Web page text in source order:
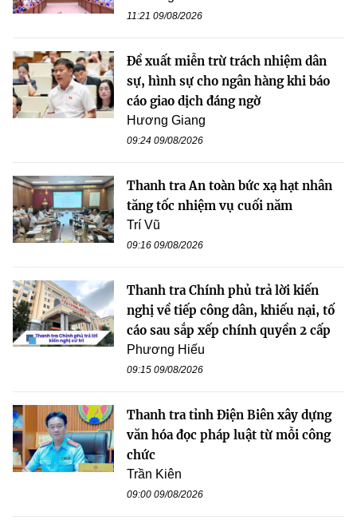
11:21 09/08/2026
Đề xuất miễn trừ trách nhiệm dân
sự, hình sự cho ngân hàng khi báo
cáo giao dịch đáng ngờ
Hương Giang
09:24 09/08/2026
Thanh tra An toàn bức xạ hạt nhân
tăng tốc nhiệm vụ cuối năm
Trí Vũ
09:16 09/08/2026
Thanh tra Chính phủ trả lời kiến
nghị về tiếp công dân, khiếu nại, tố
cáo sau sắp xếp chính quyền 2 cấp
Phương Hiếu
09:15 09/08/2026
Thanh tra tỉnh Điện Biên xây dựng
văn hóa đọc pháp luật từ mỗi công
chức
Trần Kiên
09:00 09/08/2026